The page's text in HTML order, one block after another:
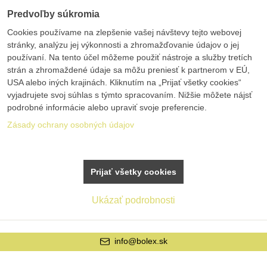
info@bolex.sk
Predvoľby súkromia
Cookies používame na zlepšenie vašej návštevy tejto webovej
stránky, analýzu jej výkonnosti a zhromažďovanie údajov o jej
používaní. Na tento účel môžeme použiť nástroje a služby tretích
strán a zhromaždené údaje sa môžu preniesť k partnerom v EÚ,
USA alebo iných krajinách. Kliknutím na „Prijať všetky cookies“
vyjadrujete svoj súhlas s týmto spracovaním. Nižšie môžete nájsť
podrobné informácie alebo upraviť svoje preferencie.
Zásady ochrany osobných údajov
Ukázať podrobnosti
Prijať všetky cookies